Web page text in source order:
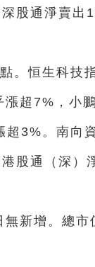
股通淨賣出
。恒生科技
超7%，小
超3%。南向
股通（深）
新增。總